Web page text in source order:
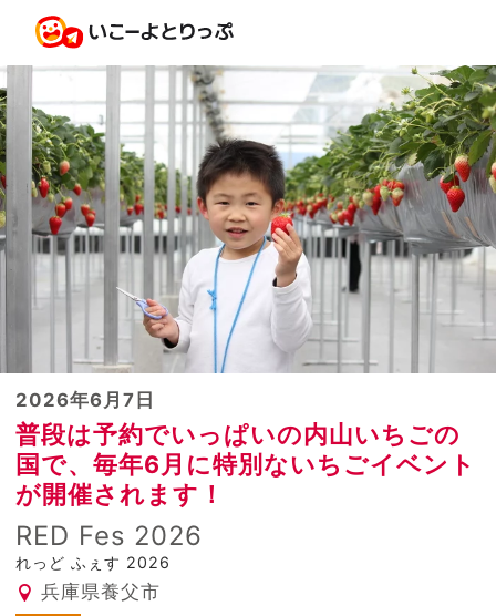
2026年6月7日
普段は予約でいっぱいの内山いちごの
国で、毎年6月に特別ないちごイベント
が開催されます！
RED Fes 2026
れっど ふぇす 2026
兵庫県養父市